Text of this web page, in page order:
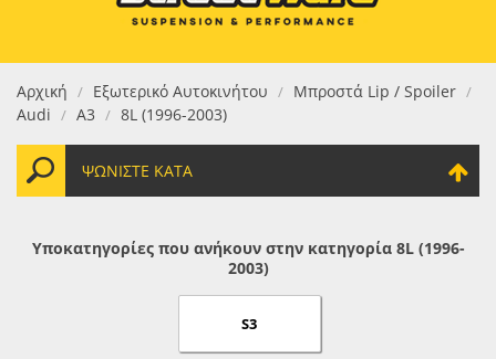
Αρχική / Εξωτερικό Αυτοκινήτου / Μπροστά Lip / Spoiler /
Audi / A3 / 8L (1996-2003)
ΨΩΝΊΣΤΕ ΚΑΤΆ
Υποκατηγορίες που ανήκουν στην κατηγορία 8L (1996-
2003)
S3